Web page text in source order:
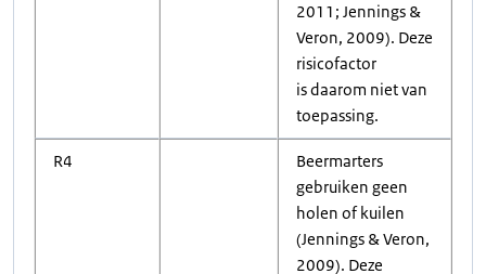
2011; Jennings &
Veron, 2009). Deze
risicofactor
is daarom niet van
toepassing.
R4
Beermarters
gebruiken geen
holen of kuilen
(Jennings & Veron,
2009). Deze